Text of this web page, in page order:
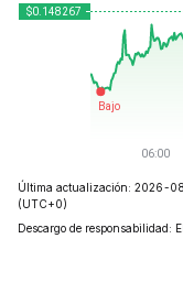
Última actualización: 2026-
(UTC+0)
Descargo de responsabilidad: